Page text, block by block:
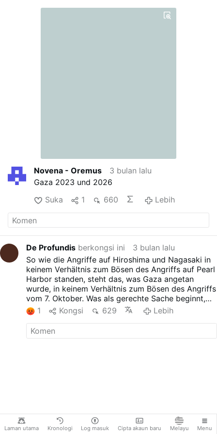
Laman utama Kronologi Log masuk Cipta akaun baru Melayu Menu
Novena - Oremus
3 bulan lalu
Gaza 2023 und 2026
Suka
1 660 Lebih
De Profundis berkongsi ini
3 bulan lalu
So wie die Angriffe auf Hiroshima und Nagasaki in
keinem Verhältnis zum Bösen des Angriffs auf Pearl
Harbor standen, steht das, was Gaza angetan
wurde, in keinem Verhältnis zum Bösen des Angriffs
vom 7. Oktober. Was als gerechte Sache beginnt,
wird oft durch die selbstgerechte Blutgier des
Krieges korrumpiert.
1 Kongsi 629 Lebih